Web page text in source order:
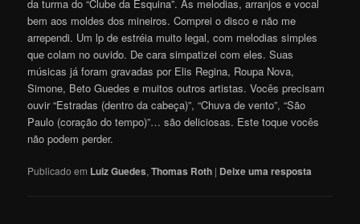
da turma do “Clube da Esquina”. As melodias, arranjos e vocal
bem aos moldes dos mineiros. Comprei o disco e não me
arrependi. Um lp de estréia muito legal, com melodias simples
que colam no ouvido. De cara simpatizei com eles. Suas
músicas já foram gravadas por Elis Regina, Roupa Nova,
Simone, Beto Guedes e muitos outros artistas. Vocês precisam
ouvir “Estradas (dentro da cabeça)”, “Chuva de vento”, “São
Paulo (coração do tempo)”… são deliciosas. Este toque vocês
não podem perder.
Publicado em Luiz Guedes,Thomas Roth | Deixe uma resposta